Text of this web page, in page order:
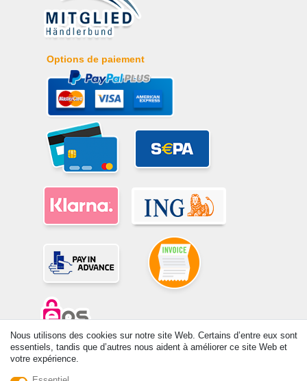
Options de paiement
© Copyright 2026 | Tous droits réservés. -Tous droits réservés – Les
en Euros TTC. Les conditions s’appliquent aux livraisons en France !
Nous utilisons des cookies sur notre site Web. Certains d’entre eux sont
essentiels, tandis que d’autres nous aident à améliorer ce site Web et
votre expérience.